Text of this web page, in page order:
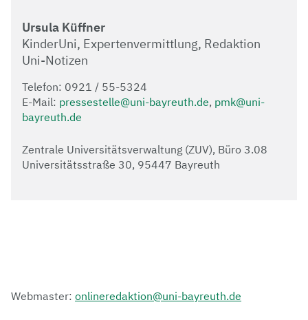
Ursula Küffner
KinderUni, Expertenvermittlung, Redaktion
Uni-Notizen
Telefon: 0921 / 55-5324
E-Mail: pressestelle@uni-bayreuth.de, pmk@uni-
bayreuth.de
Zentrale Universitätsverwaltung (ZUV), Büro 3.08
Universitätsstraße 30, 95447 Bayreuth
Webmaster: onlineredaktion@uni-bayreuth.de